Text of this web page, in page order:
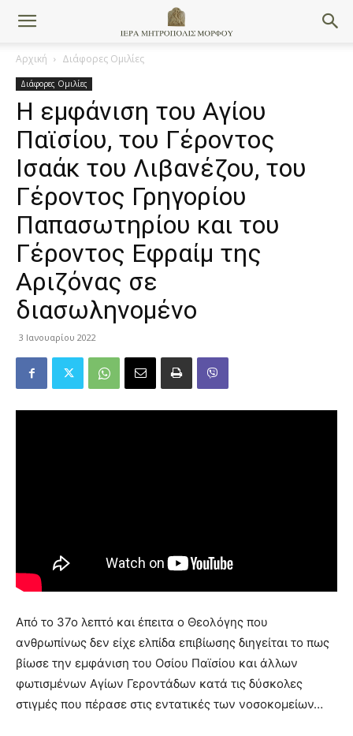
Αρχική Διάφορες Ομιλίες
Διάφορες Ομιλίες
Η εμφάνιση του Αγίου
Παϊσίου, του Γέροντος
Ισαάκ του Λιβανέζου, του
Γέροντος Γρηγορίου
Παπασωτηρίου και του
Γέροντος Εφραίμ της
Αριζόνας σε
διασωληνομένο
3 Ιανουαρίου 2022
Από το 37ο λεπτό και έπειτα ο Θεολόγης που
ανθρωπίνως δεν είχε ελπίδα επιβίωσης διηγείται το πως
βίωσε την εμφάνιση του Οσίου Παϊσίου και άλλων
φωτισμένων Αγίων Γεροντάδων κατά τις δύσκολες
στιγμές που πέρασε στις εντατικές των νοσoκομείων…